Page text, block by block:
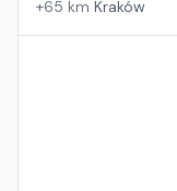
+65 km Kraków